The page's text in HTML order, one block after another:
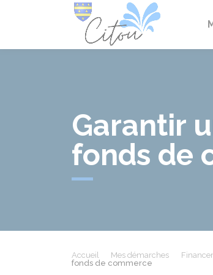
Garantir
fonds de
Accueil Mes démarches
fonds de commerce